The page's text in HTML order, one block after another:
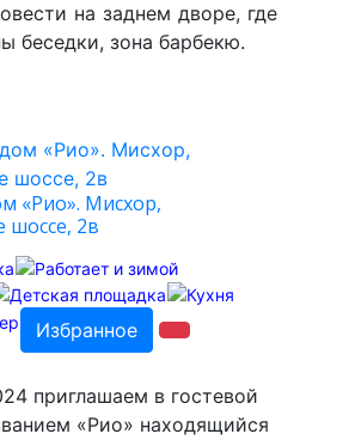
на заднем дворе, где
беседки, зона барбекю.
«Рио». Мисхор,
шоссе, 2в
Избранное
приглашаем в гостевой
«Рио» находящийся